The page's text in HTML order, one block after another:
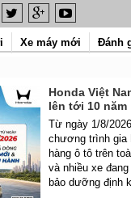
Xe máy mới Đánh
Honda Việt
lên tới 10 năm
Từ ngày 1/8/
chương trình gia
hàng ô tô trên
và nhiều xe
bảo dưỡng định